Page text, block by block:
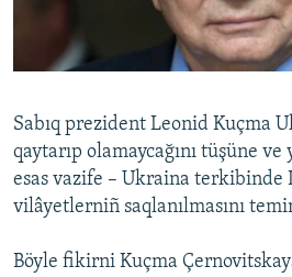
Русский
Українською
QOŞULIÑIZ!
Sabıq prezident Leonid Kuçma
qaytarıp olamaycağını tüşüne
esas vazife – Ukraina terkibinde
vilâyetlerniñ saqlanılmasını
Böyle fikirni Kuçma